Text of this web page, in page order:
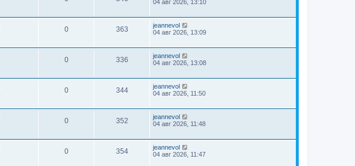
04 авг 2026, 13:10
0 363
jeannevol
04 авг 2026, 13:09
0 336
jeannevol
04 авг 2026, 13:08
0 344
jeannevol
04 авг 2026, 11:50
0 352
jeannevol
04 авг 2026, 11:48
0 354
jeannevol
04 авг 2026, 11:47